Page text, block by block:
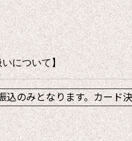
取り扱いについて】
込のみとなります。カード